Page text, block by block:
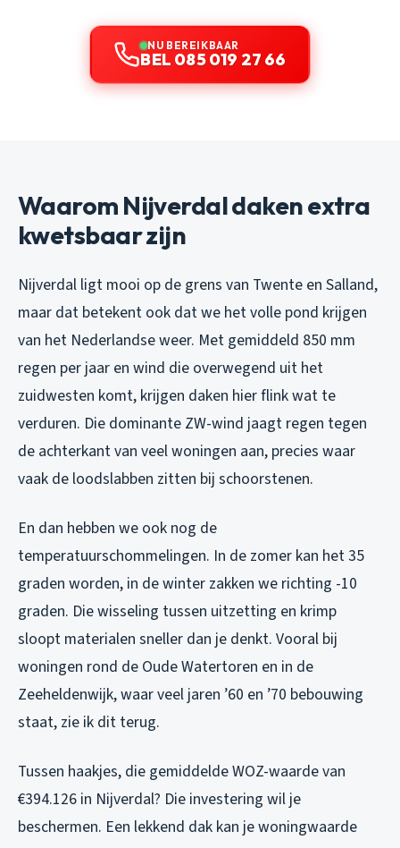
NU BEREIKBAAR
BEL 085 019 27 66
Waarom Nijverdal daken extra
kwetsbaar zijn
Nijverdal ligt mooi op de grens van Twente en Salland,
maar dat betekent ook dat we het volle pond krijgen
van het Nederlandse weer. Met gemiddeld 850 mm
regen per jaar en wind die overwegend uit het
zuidwesten komt, krijgen daken hier flink wat te
verduren. Die dominante ZW-wind jaagt regen tegen
de achterkant van veel woningen aan, precies waar
vaak de loodslabben zitten bij schoorstenen.
En dan hebben we ook nog de
temperatuurschommelingen. In de zomer kan het 35
graden worden, in de winter zakken we richting -10
graden. Die wisseling tussen uitzetting en krimp
sloopt materialen sneller dan je denkt. Vooral bij
woningen rond de Oude Watertoren en in de
Zeeheldenwijk, waar veel jaren ’60 en ’70 bebouwing
staat, zie ik dit terug.
Tussen haakjes, die gemiddelde WOZ-waarde van
€394.126 in Nijverdal? Die investering wil je
beschermen. Een lekkend dak kan je woningwaarde